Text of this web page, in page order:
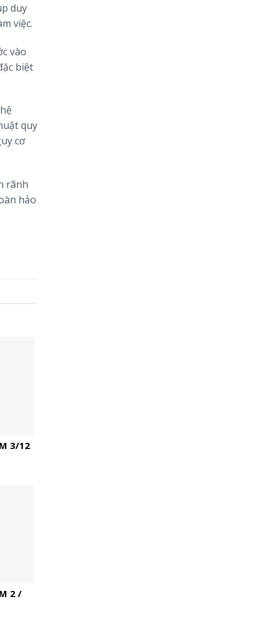
duy
việc.
vào
biệt
quy
cơ
rãnh
hảo
3/12
2 /